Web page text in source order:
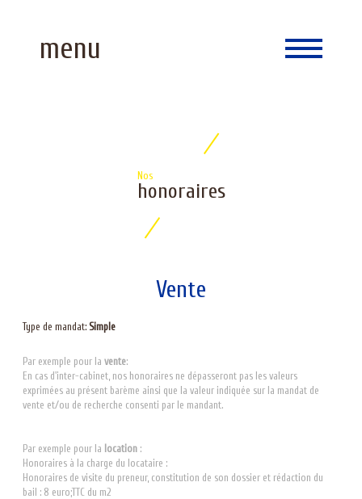
menu
Nos
honoraires
Vente
Type de mandat: Simple
Par exemple pour la vente:
En cas d'inter-cabinet, nos honoraires ne dépasseront pas les valeurs
exprimées au présent barème ainsi que la valeur indiquée sur la mandat de
vente et/ou de recherche consenti par le mandant.
Par exemple pour la location :
Honoraires à la charge du locataire :
Honoraires de visite du preneur, constitution de son dossier et rédaction du
bail : 8 euro;TTC du m2